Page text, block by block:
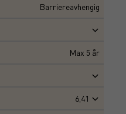
Barriereavhengig
Max 5 år
6,41